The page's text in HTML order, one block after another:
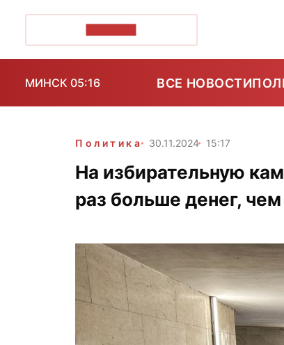
МИНСК 05:16 ВСЕ НОВОСТИ
Политика 30.11.2024 15:17
На избирательную
раз больше денег,